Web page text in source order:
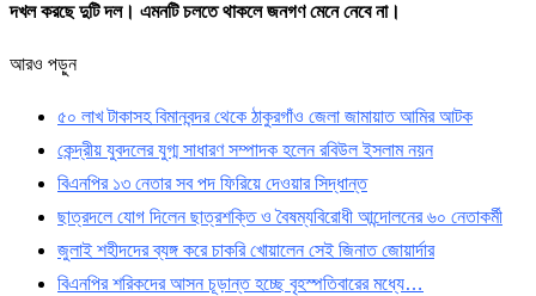
দখল করছে দুটি দল। এমনটি চলতে থাকলে জনগণ মেনে নেবে না।
আরও পড়ুন
৫০ লাখ টাকাসহ বিমানবন্দর থেকে ঠাকুরগাঁও জেলা জামায়াত আমির আটক
কেন্দ্রীয় যুবদলের যুগ্ম সাধারণ সম্পাদক হলেন রবিউল ইসলাম নয়ন
বিএনপির ১৩ নেতার সব পদ ফিরিয়ে দেওয়ার সিদ্ধান্ত
ছাত্রদলে যোগ দিলেন ছাত্রশক্তি ও বৈষম্যবিরোধী আন্দোলনের ৬০ নেতাকর্মী
জুলাই শহীদদের ব্যঙ্গ করে চাকরি খোয়ালেন সেই জিনাত জোয়ার্দার
বিএনপির শরিকদের আসন চূড়ান্ত হচ্ছে বৃহস্পতিবারের মধ্যে…